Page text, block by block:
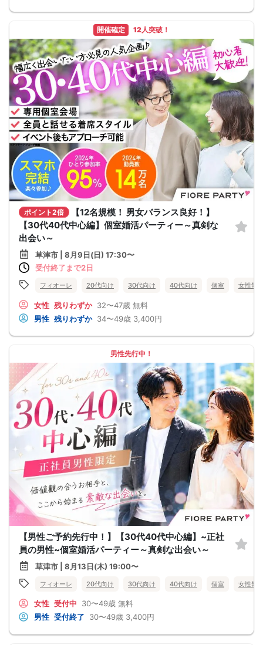
開催確定 12人突破！
ポイント2倍
【12名規模！ 男女バランス良好！】
【30代40代中心編】個室婚活パーティー～真剣な
出会い～
草津市 | 8月9日(日) 17:30〜
受付終了まで2日
フィオーレ 20代向け 30代向け 40代向け 個室 女性無
女性 残りわずか 32〜47歳 無料
男性 残りわずか 34〜49歳 3,400円
男性先行中！
【男性ご予約先行中！】【30代40代中心編】~正社
員の男性~個室婚活パーティー～真剣な出会い～
草津市 | 8月13日(木) 19:00〜
フィオーレ 20代向け 30代向け 40代向け 個室 女性無
女性 受付中 30〜49歳 無料
男性 受付終了 30〜49歳 3,400円